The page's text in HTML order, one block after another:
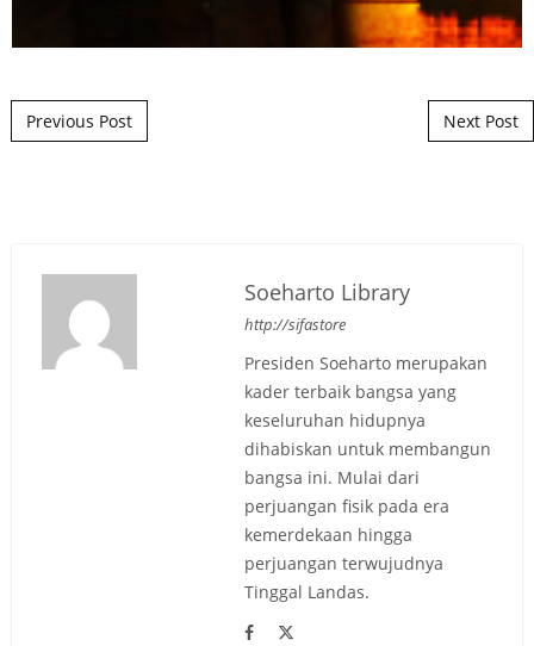
Post navigation
Previous Post Next Post
Soeharto Library
http://sifastore
Presiden Soeharto merupakan
kader terbaik bangsa yang
keseluruhan hidupnya
dihabiskan untuk membangun
bangsa ini. Mulai dari
perjuangan fisik pada era
kemerdekaan hingga
perjuangan terwujudnya
Tinggal Landas.